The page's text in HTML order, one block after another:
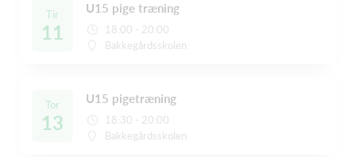
Tir
11
U15 pige træning
18:00 - 20:00
Bakkegårdsskolen
Tor
13
U15 pigetræning
18:30 - 20:00
Bakkegårdsskolen